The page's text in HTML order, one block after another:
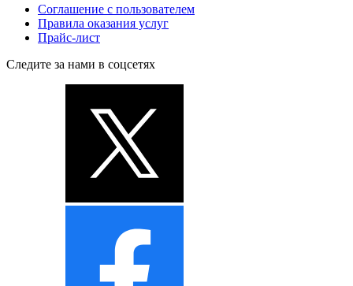
Соглашение с пользователем
Правила оказания услуг
Прайс-лист
Следите за нами в соцсетях